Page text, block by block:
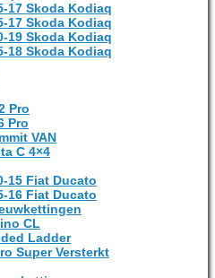
17 Skoda Kodiaq
17 Skoda Kodiaq
19 Skoda Kodiaq
18 Skoda Kodiaq
Pro
Pro
VAN
C 4×4
15 Fiat Ducato
16 Fiat Ducato
CL
Ladder
Super Versterkt